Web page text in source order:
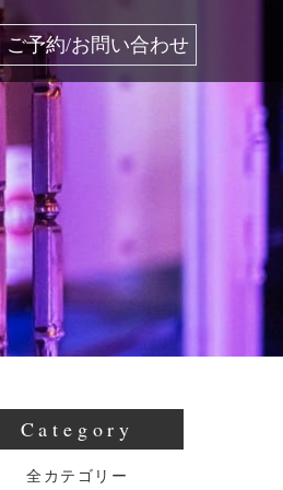
ご予約/お問い合わせ
Category
全カテゴリー